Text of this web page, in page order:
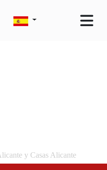
y Casas Alicante